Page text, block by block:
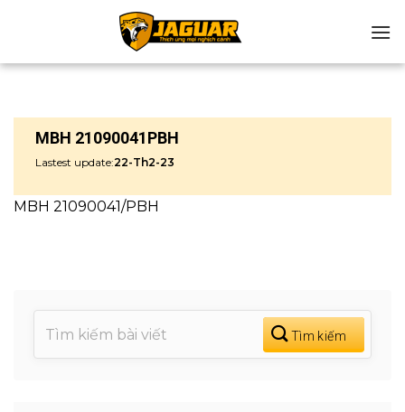
MBH 21090041PBH
Lastest update:22-Th2-23
MBH 21090041/PBH